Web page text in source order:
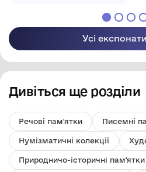
Усі
Дивіться ще розділи
Речові пам'ятки Писемні
Нумізматичні колекції
Природничо-історичні пам'ятки